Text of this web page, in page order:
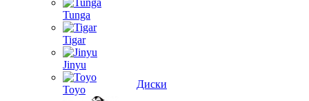
Tunga
Tigar
Jinyu
Toyo
Диски